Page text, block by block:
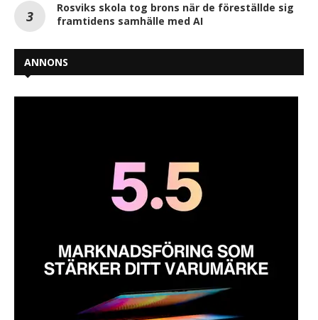
Rosviks skola tog brons när de föreställde sig
framtidens samhälle med AI
ANNONS